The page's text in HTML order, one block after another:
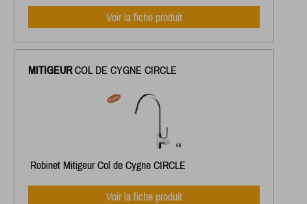
Voir la fiche produit
MITIGEURCOL DE CYGNE CIRCLE
Robinet Mitigeur Col de Cygne CIRCLE
Voir la fiche produit